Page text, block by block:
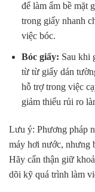
để làm ẩm bề mặt
trong giấy nhanh
việc bóc.
Bóc giấy: Sau khi
từ từ giấy dán
hỗ trợ trong việc
giảm thiểu rủi ro
Lưu ý: Phương pháp
máy hơi nước, nhưng
Hãy cẩn thận giữ
dõi kỹ quá trình làm